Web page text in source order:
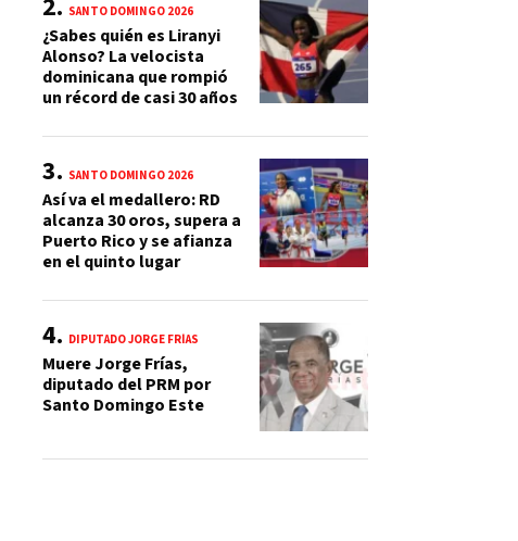
SANTO DOMINGO 2026
¿Sabes quién es Liranyi
Alonso? La velocista
dominicana que rompió
un récord de casi 30 años
SANTO DOMINGO 2026
Así va el medallero: RD
alcanza 30 oros, supera a
Puerto Rico y se afianza
en el quinto lugar
DIPUTADO JORGE FRÍAS
Muere Jorge Frías,
diputado del PRM por
Santo Domingo Este